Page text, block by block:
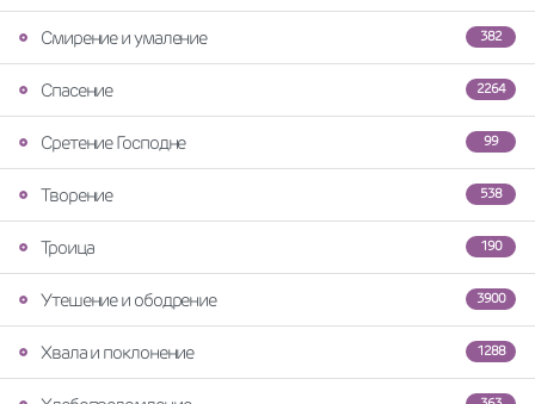
382
Смирение и умаление
2264
Спасение
99
Сретение Господне
538
Творение
190
Троица
3900
Утешение и ободрение
1288
Хвала и поклонение